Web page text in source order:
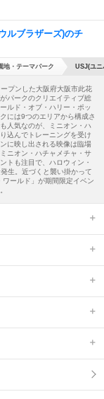
ルブラザーズ)のチ
地・テーマパーク USJ(ユニ
プンした大阪府大阪市此花
パークのクリエイティブ総
ルド・オブ・ハリー・ポッ
には9つのエリアから構成さ
人気なのが、ミニオン・ハ
込んでトレーニングを受け
に映し出される映像は臨場
ニオン・ハチャメチャ・サ
トも注目で、ハロウィン・
生。近づくと襲い掛かって
ールド」が期間限定イベン